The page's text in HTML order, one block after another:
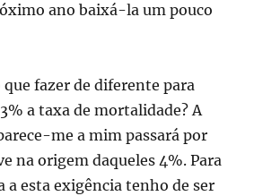
ano baixá-la um pouco
que fazer de diferente para
a taxa de mortalidade? A
me a mim passará por
na origem daqueles 4%. Para
a esta exigência tenho de ser